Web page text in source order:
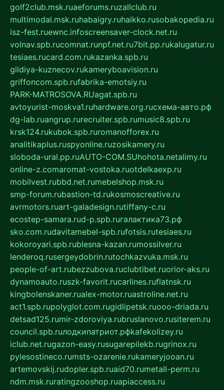
golf2club.msk.ruaeforums.ruzallclub.ru
multimodal.msk.ruhabaigry.ruhaikko.rusobakopedia.ru
isz-fest.ruewnc.infoscreensaver-clock.net.ru
volnav.spb.rucomnat.runpf.net.ru7bit.pp.rukalugatur.ru
tesiaes.rucard.com.rukazanka.spb.ru
gildiya-kuznecov.rukameryboavision.ru
griffoncom.spb.rufabrika-emotsiy.ru
PARK-MATROSOVA.RUagat.spb.ru
avtoyurist-moskva1.ruhardware.org.ruсхема-авто.рф
dg-lab.ruangrup.rurecruiter.spb.rumusic8.spb.ru
krsk124.rukubok.spb.ruromanofforex.ru
analitikaplus.ruspyonline.ruzosikamery.ru
sloboda-ural.pp.ruAUTO-COM.SUhohota.netalimy.ru
online-z.comaromat-vostoka.ruotdelkaexp.ru
mobilvest.rubbd.net.rumebelshop.msk.ru
smp-forum.rubastion-td.rukosmoscreative.ru
avrmotors.ruart-galadesign.rutiffany-c.ru
ecostep-samara.rud-p.spb.ruгалактика73.рф
sko.com.rudavitamebel-spb.rufotsis.rutesiaes.ru
kokoroyari.spb.rublesna-kazan.rumossilver.ru
lenderoq.rusergeydobrin.rutochkazvuka.msk.ru
people-of-art.rubezzubova.ruclubtibet.ruorior-aks.ru
dynamoauto.ruszk-favorit.rucarlines.ruflatnsk.ru
kingbolenskaner.rualex-motor.ruastroline.net.ru
act1.spb.rupolyglot.com.rugidlipetsk.ruooo-driada.ru
detsad125.rumir-zdoroviya.rubruslanovo.rusiterem.ru
council.spb.ruлодкипатриот.рфkafekolizey.ru
iclub.net.rugazon-easy.rusugarepilekb.rugrinox.ru
pylesostineco.rumsts-ozarenie.rukameryjooan.ru
artemovskij.rudopler.spb.ruaid70.rumetall-perm.ru
ndm.msk.ruratingzooshop.ruapiaccess.ru